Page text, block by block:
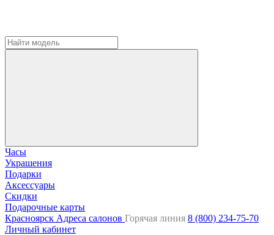
Часы
Украшения
Подарки
Аксессуары
Скидки
Подарочные карты
Красноярск Адреса салонов Горячая линия 8 (800) 234-75-70
Личный кабинет